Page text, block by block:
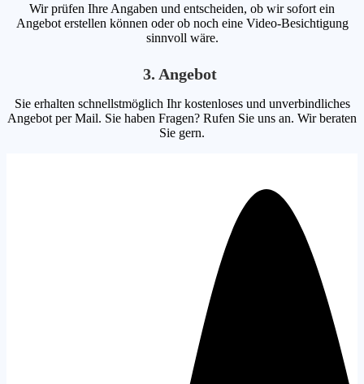
Wir prüfen Ihre Angaben und entscheiden, ob wir sofort ein
Angebot erstellen können oder ob noch eine Video-Besichtigung
sinnvoll wäre.
3. Angebot
Sie erhalten schnellstmöglich Ihr kostenloses und unverbindliches
Angebot per Mail. Sie haben Fragen? Rufen Sie uns an. Wir beraten
Sie gern.